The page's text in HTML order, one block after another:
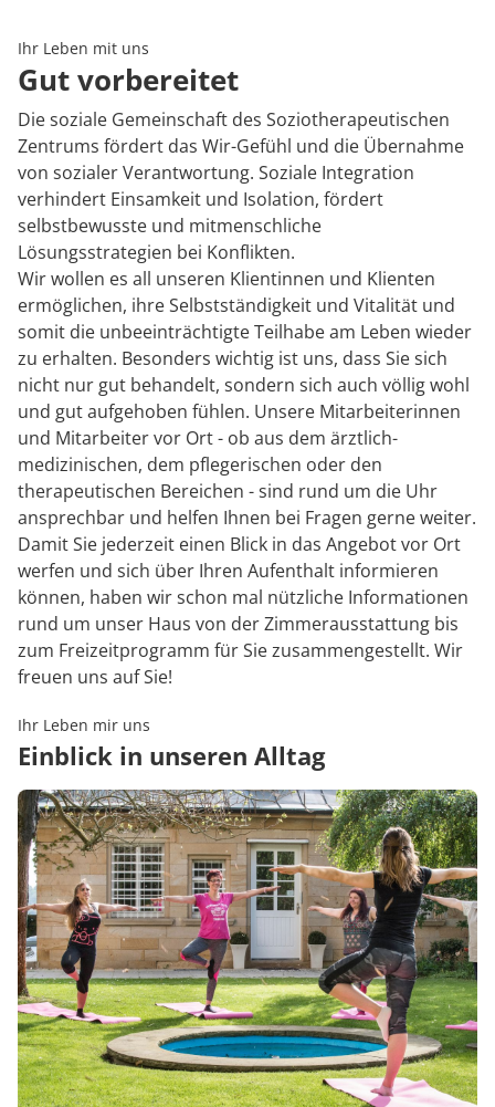
Ihr Leben mit uns
Gut vorbereitet
Die soziale Gemeinschaft des Soziotherapeutischen
Zentrums fördert das Wir-Gefühl und die Übernahme
von sozialer Verantwortung. Soziale Integration
verhindert Einsamkeit und Isolation, fördert
selbstbewusste und mitmenschliche
Lösungsstrategien bei Konflikten.
Wir wollen es all unseren Klientinnen und Klienten
ermöglichen, ihre Selbstständigkeit und Vitalität und
somit die unbeeinträchtigte Teilhabe am Leben wieder
zu erhalten. Besonders wichtig ist uns, dass Sie sich
nicht nur gut behandelt, sondern sich auch völlig wohl
und gut aufgehoben fühlen. Unsere Mitarbeiterinnen
und Mitarbeiter vor Ort - ob aus dem ärztlich-
medizinischen, dem pflegerischen oder den
therapeutischen Bereichen - sind rund um die Uhr
ansprechbar und helfen Ihnen bei Fragen gerne weiter.
Damit Sie jederzeit einen Blick in das Angebot vor Ort
werfen und sich über Ihren Aufenthalt informieren
können, haben wir schon mal nützliche Informationen
rund um unser Haus von der Zimmerausstattung bis
zum Freizeitprogramm für Sie zusammengestellt. Wir
freuen uns auf Sie!
Ihr Leben mir uns
Einblick in unseren Alltag